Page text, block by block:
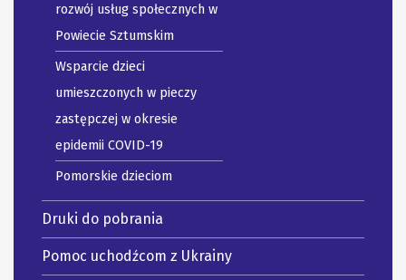
rozwój usług społecznych w
Powiecie Sztumskim
Wsparcie dzieci
umieszczonych w pieczy
zastępczej w okresie
epidemii COVID-19
Pomorskie dzieciom
Druki do pobrania
Pomoc uchodźcom z Ukrainy